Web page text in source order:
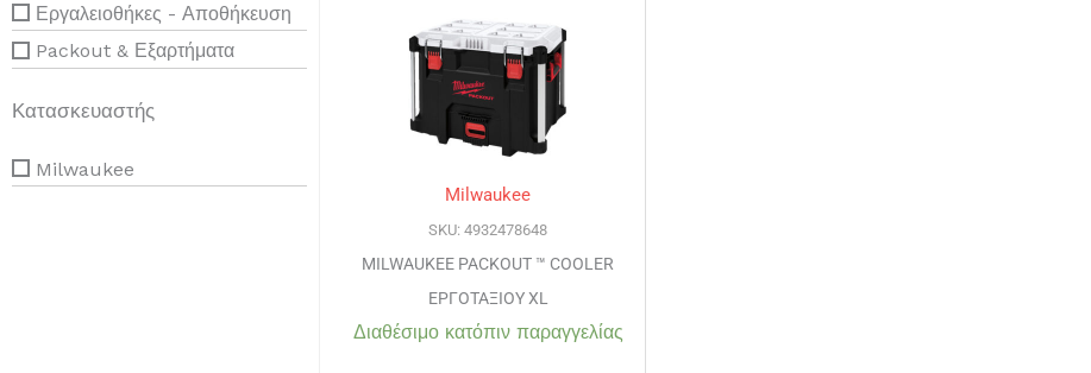
Εργαλειοθήκες - Αποθήκευση
Packout & Εξαρτήματα
Κατασκευαστής
Milwaukee
Milwaukee
SKU: 4932478648
MILWAUKEE PACKOUT ™ COOLER
ΕΡΓΟΤΑΞΙΟΥ XL
Διαθέσιμο κατόπιν παραγγελίας